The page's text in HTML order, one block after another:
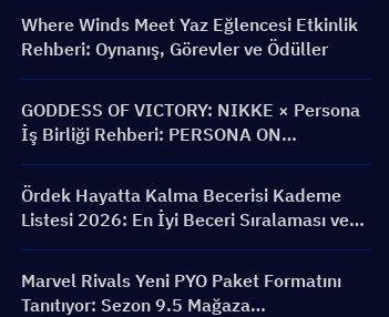
Where Winds Meet Yaz Eğlencesi Etkinlik
Rehberi: Oynanış, Görevler ve Ödüller
GODDESS OF VICTORY: NIKKE × Persona
İş Birliği Rehberi: PERSONA ON
FRONTLINE Etkinliği, Karakterler,
Bannerlar ve Ödüller
Ördek Hayatta Kalma Becerisi Kademe
Listesi 2026: En İyi Beceri Sıralaması ve
Yapılandırma Rehberi
Marvel Rivals Yeni PYO Paket Formatını
Tanıtıyor: Sezon 9.5 Mağaza